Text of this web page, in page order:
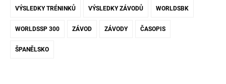
VÝSLEDKY TRÉNINKŮ VÝSLEDKY ZÁVODŮ WORLDSBK
WORLDSSP 300 ZÁVOD ZÁVODY ČASOPIS
ŠPANĚLSKO